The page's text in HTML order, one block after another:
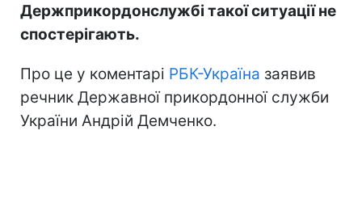
Держприкордонслужбі такої ситуації не
спостерігають.
Про це у коментарі РБК-Україна заявив
речник Державної прикордонної служби
України Андрій Демченко.